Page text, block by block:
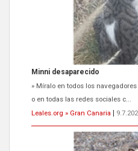
Minni desaparecido
» Míralo en todos los
o en todas las redes sociales c...
Leales.org » Gran Canaria